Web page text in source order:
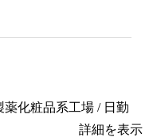
化粧品系工場 / 日勤
詳細を表示